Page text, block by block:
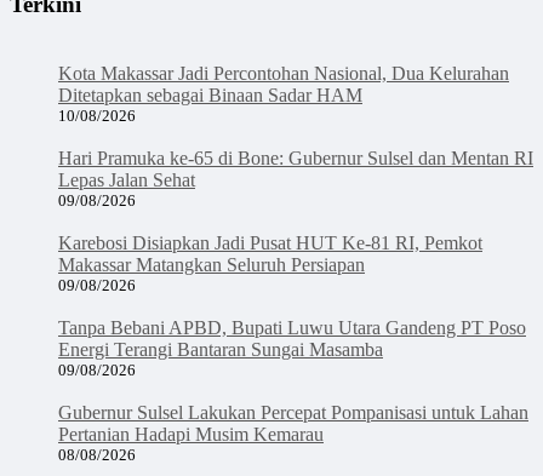
Kota Makassar Jadi Percontohan Nasional, Dua Kelurahan
Ditetapkan sebagai Binaan Sadar HAM
10/08/2026
Hari Pramuka ke-65 di Bone: Gubernur Sulsel dan Mentan RI
Lepas Jalan Sehat
09/08/2026
Karebosi Disiapkan Jadi Pusat HUT Ke-81 RI, Pemkot
Makassar Matangkan Seluruh Persiapan
09/08/2026
Tanpa Bebani APBD, Bupati Luwu Utara Gandeng PT Poso
Energi Terangi Bantaran Sungai Masamba
09/08/2026
Gubernur Sulsel Lakukan Percepat Pompanisasi untuk Lahan
Pertanian Hadapi Musim Kemarau
08/08/2026